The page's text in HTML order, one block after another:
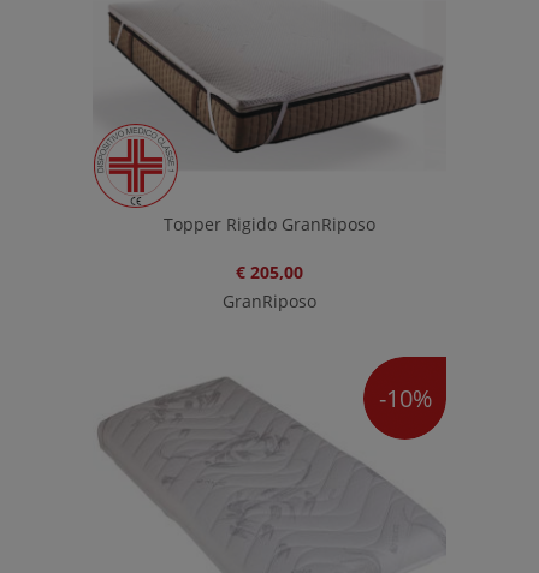
Topper Rigido GranRiposo
€ 205,00
GranRiposo
-10%